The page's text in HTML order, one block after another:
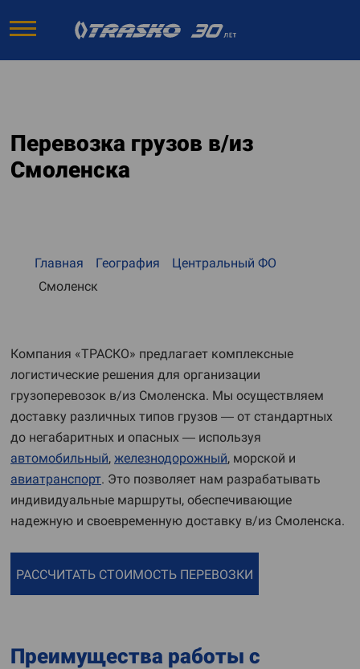
Перевозка грузов в/из
Смоленска
Главная География
Центральный ФО
Смоленск
Компания «ТРАСКО» предлагает комплексные
логистические решения для организации
грузоперевозок в/из Смоленска. Мы осуществляем
доставку различных типов грузов — от стандартных
до негабаритных и опасных — используя
автомобильный, железнодорожный, морской и
авиатранспорт. Это позволяет нам разрабатывать
индивидуальные маршруты, обеспечивающие
надежную и своевременную доставку в/из Смоленска.
РАССЧИТАТЬ СТОИМОСТЬ ПЕРЕВОЗКИ
Преимущества работы с